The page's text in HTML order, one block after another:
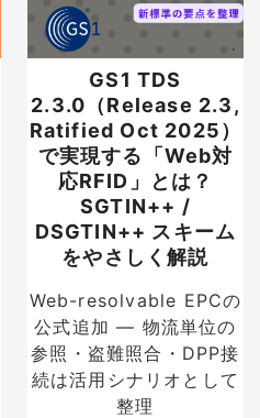
GS1 TDS
2.3.0（Release 2.3,
Ratified Oct 2025）
で実現する「Web対
応RFID」とは？
SGTIN++ /
DSGTIN++ スキーム
をやさしく解説
Web-resolvable EPCの
公式追加 — 物流単位の
参照・盗難照合・DPP接
続は活用シナリオとして
整理